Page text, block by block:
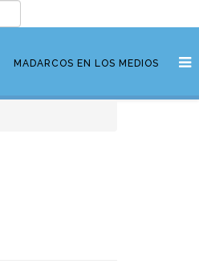
MADARCOS EN LOS MEDIOS